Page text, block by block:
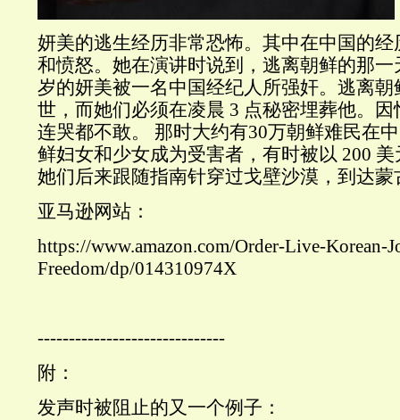
妍美的逃生经历非常恐怖。其中在中国的
和愤怒。她在演讲时说到，逃离朝鲜的那
岁的妍美被一名中国经纪人所强奸。逃离
世，而她们必须在凌晨 3 点秘密埋葬他。
连哭都不敢。 那时大约有30万朝鲜难民在
鲜妇女和少女成为受害者，有时被以 200
她们后来跟随指南针穿过戈壁沙漠，到达蒙
亚马逊网站：
https://www.amazon.com/Order-Live-Korean-
Freedom/dp/014310974X
------------------------------
附：
发声时被阻止的又一个例子：